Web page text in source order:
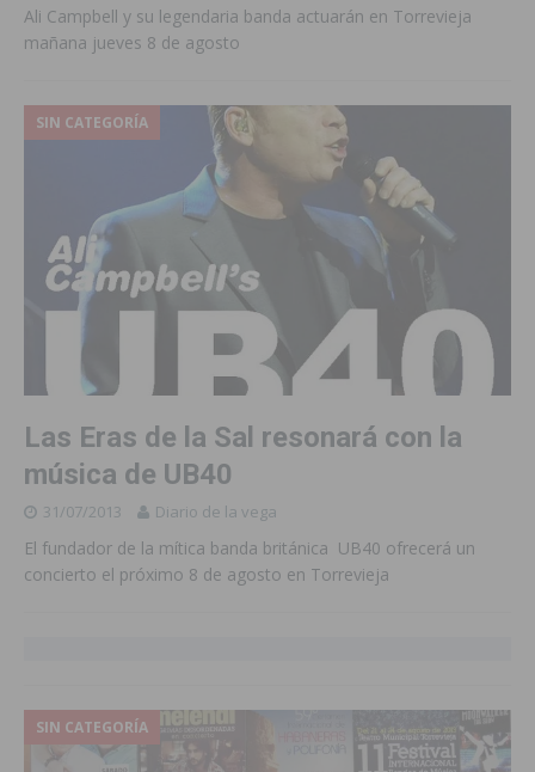
Ali Campbell y su legendaria banda actuarán en Torrevieja
mañana jueves 8 de agosto
SIN CATEGORÍA
Las Eras de la Sal resonará con la
música de UB40
31/07/2013 Diario de la vega
El fundador de la mítica banda británica UB40 ofrecerá un
concierto el próximo 8 de agosto en Torrevieja
SIN CATEGORÍA